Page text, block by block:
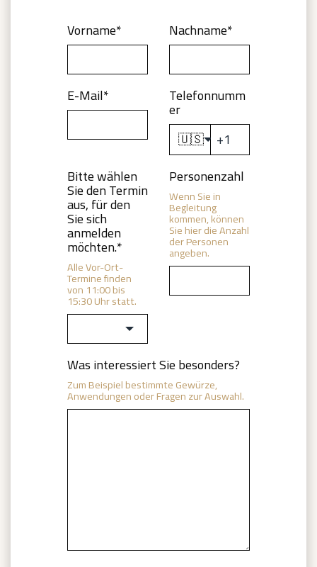
Vorname* Nachname*
E-Mail* Telefonnumm
er
🇺🇸
Bitte wählen
Sie den Termin
aus, für den
Sie sich
anmelden
möchten.*
Alle Vor-Ort-
Termine finden
von 11:00 bis
15:30 Uhr statt.
Personenzahl
Wenn Sie in
Begleitung
kommen, können
Sie hier die Anzahl
der Personen
angeben.
Was interessiert Sie besonders?
Zum Beispiel bestimmte Gewürze,
Anwendungen oder Fragen zur Auswahl.